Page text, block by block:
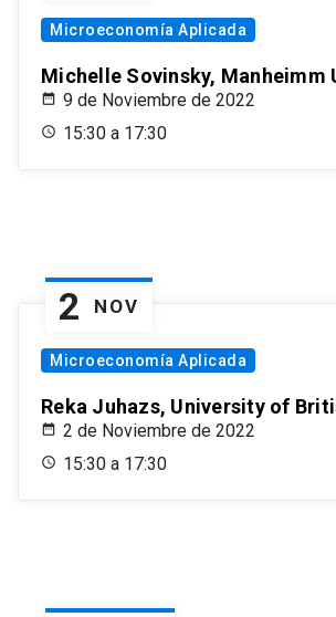
Microeconomía Aplicada
Michelle Sovinsky, Manheimm
9 de Noviembre de 2022
15:30 a 17:30
2 NOV
Microeconomía Aplicada
Reka Juhazs, University of
2 de Noviembre de 2022
15:30 a 17:30